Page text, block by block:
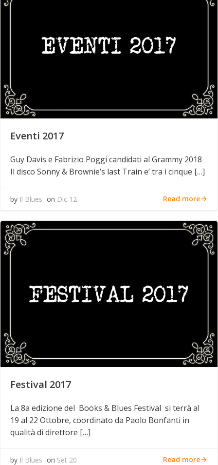
Eventi 2017
Guy Davis e Fabrizio Poggi candidati al Grammy 2018
Il disco Sonny & Brownie’s last Train e’ tra i cinque […]
by Il Blues on Dic 12 Read more
Festival 2017
La 8a edizione del Books & Blues Festival si terrà al
19 al 22 Ottobre, coordinato da Paolo Bonfanti in
qualità di direttore […]
by Il Blues on Set 20 Read more